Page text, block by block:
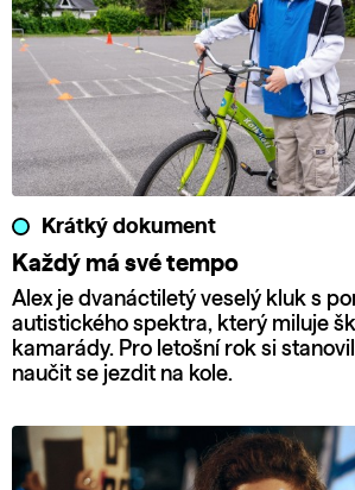
Krátký dokument
Každý má své tempo
Alex je dvanáctiletý veselý kluk s
autistického spektra, který miluje
kamarády. Pro letošní rok si
naučit se jezdit na kole.